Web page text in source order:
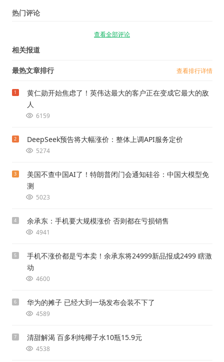
热门评论
查看全部评论
相关报道
最热文章排行 查看排行详情
1
黄仁勋开始焦虑了！英伟达最大的客户正在变成它最大的敌
人
6159
2 DeepSeek预告将大幅涨价：整体上调API服务定价
5274
3
美国不查中国AI了！特朗普闭门会通知硅谷：中国大模型免
测
5023
4 余承东：手机要大规模涨价 否则都在亏损销售
4941
5
手机不涨价都是亏本卖！余承东将24999新品报成2499 瞎激
动
4600
6 华为的摊子 已经大到一场发布会装不下了
4589
7 清甜解渴 百多利纯椰子水10瓶15.9元
4538